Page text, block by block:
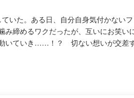
いた。ある日、自分自身気付かない
締めるワクだったが、互いにお笑い
いていき……！？ 切ない想いが交差